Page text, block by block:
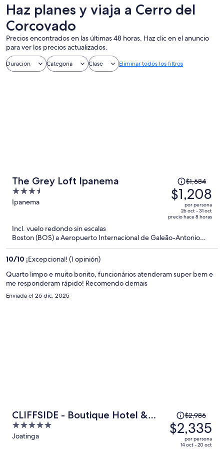
Haz planes y viaja a Cerro del
Corcovado
Precios encontrados en las últimas 48 horas. Haz clic en el anuncio
para ver los precios actualizados.
Duración Categoría Clase Eliminar todos los filtros
The Grey Loft Ipanema
3.5
out
Ipanema
precio
era
$1,684
ahora
$1,208
$1,684
$1,208
por persona
26 oct - 31 oct
precio hace 8 horas
Incl. vuelo redondo sin escalas
Boston (BOS) a Aeropuerto Internacional de Galeão-Antonio
Carlos Jobim (GIG)
10/10 ¡Excepcional! (1 opinión)
Quarto limpo e muito bonito, funcionários atenderam super bem e
me responderam rápido! Recomendo demais
Enviada el 26 dic. 2025
CLIFFSIDE - Boutique Hotel &
Spa
5
out
Joatinga
precio
era
$2,986
$2,335
por persona
14 oct - 20 oct